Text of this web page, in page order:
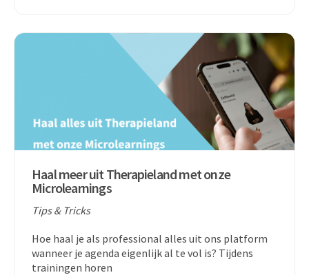
Haal meer uit Therapieland met onze
Microlearnings
Tips & Tricks
Hoe haal je als professional alles uit ons platform
wanneer je agenda eigenlijk al te vol is? Tijdens
trainingen horen